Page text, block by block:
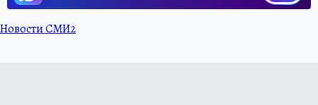
Новости СМИ2